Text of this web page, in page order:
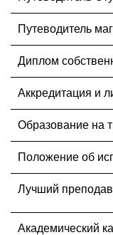
Путеводитель
Диплом
Аккредитация и
Образование на
Положение об
Лучший
Академический